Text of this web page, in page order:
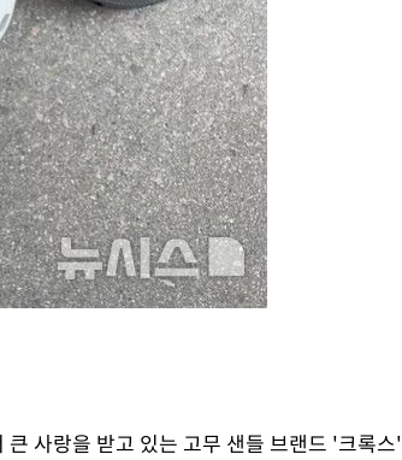
사랑을 받고 있는 고무 샌들 브랜드 '크록스'